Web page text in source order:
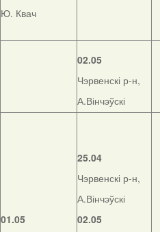
Ю. Квач
02.05
Чэрвенскі р-н,
А.Вінчэўскі
01.05
25.04
Чэрвенскі р-н,
А.Вінчэўскі
02.05